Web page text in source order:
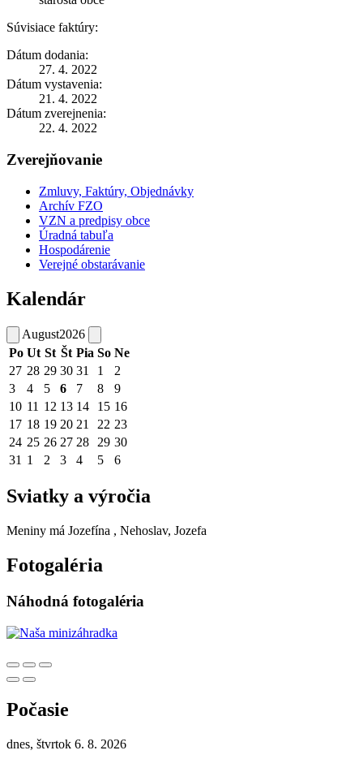
Súvisiace faktúry:
Dátum dodania:
27. 4. 2022
Dátum vystavenia:
21. 4. 2022
Dátum zverejnenia:
22. 4. 2022
Zverejňovanie
Zmluvy, Faktúry, Objednávky
Archív FZO
VZN a predpisy obce
Úradná tabuľa
Hospodárenie
Verejné obstarávanie
Kalendár
August2026
Po Ut St Št Pia So Ne
27 28 29 30 31 1
2
3
4 5 6 7 8
9
10 11 12 13 14 15 16
17 18 19 20 21 22 23
24 25 26 27 28 29 30
31 1 2 3 4 5 6
Sviatky a výročia
Meniny má Jozefína , Nehoslav, Jozefa
Fotogaléria
Náhodná fotogaléria
Počasie
dnes, štvrtok 6. 8. 2026